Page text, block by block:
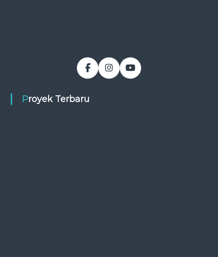
Proyek Terbaru